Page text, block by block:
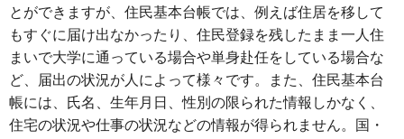
とができますが、住民基本台帳では、例えば住居を移して
もすぐに届け出なかったり、住民登録を残したまま一人住
まいで大学に通っている場合や単身赴任をしている場合な
ど、届出の状況が人によって様々です。また、住民基本台
帳には、氏名、生年月日、性別の限られた情報しかなく、
住宅の状況や仕事の状況などの情報が得られません。国・